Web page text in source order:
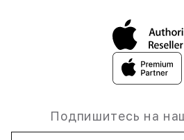
Подпишитесь на